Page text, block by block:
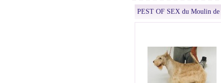
PEST OF SEX du Moulin de